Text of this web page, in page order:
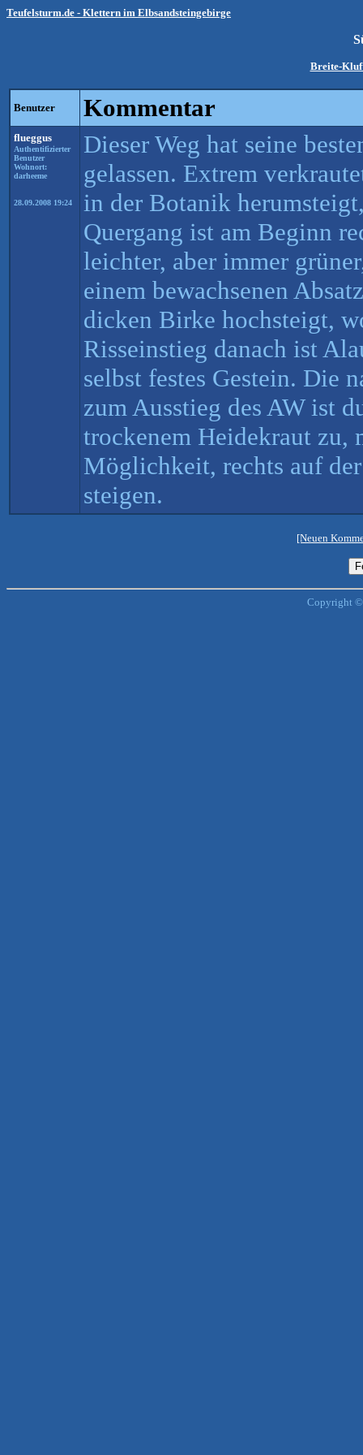
Teufelsturm.de - Klettern im Elbsandsteingebirge
Breite-
Benutzer Kommentar
flueggus
Authentifizierter
Benutzer
Wohnort:
darheeme
28.09.2008 19:24
Dieser Weg hat seine
gelassen. Extrem
in der Botanik
Quergang ist am Beginn
leichter, aber immer
einem bewachsenen
dicken Birke hochsteigt,
Risseinstieg danach ist
selbst festes Gestein. Die
zum Ausstieg des AW ist
trockenem Heidekraut zu,
Möglichkeit, rechts auf
steigen.
[Neuen
Copyright ©